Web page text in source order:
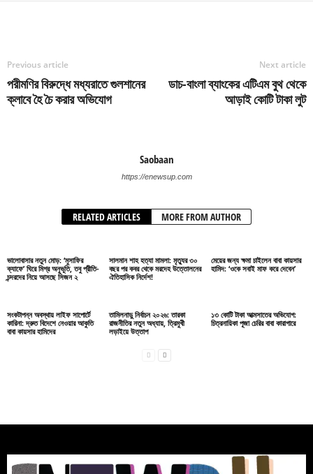
Previous article
পরীমণির বিরুদ্ধে মধ্যরাতে গুলশানের
ক্লাবে হৈ চৈ করার অভিযোগ
Next article
ডাচ-বাংলা ব্যাংকের এটিএম বুথ থেকে
আড়াই কোটি টাকা লুট
Saobaan
https://enewsup.com
RELATED ARTICLES MORE FROM AUTHOR
ভালোবাসার নতুন মোড়: ‘মুসাফির
ক্যাফে’ ঘিরে মিশ্র অনুভূতি, তবু প্রীতি-
চন্দরদের নিয়ে আসছে সিজন ২
সালমান শাহ হত্যা মামলা: মৃত্যুর ৩০
বছর পর কবর থেকে মরদেহ উত্তোলনের
ঐতিহাসিক নির্দেশ!
মেয়ের জন্য ক্ষমা চাইলেন বাবা কায়সার
হামিদ: ‘ওকে সবাই মাফ করে দেবেন’
সংকটাপন্ন অবস্থায় লাইফ সাপোর্টে
কারিনা: দ্রুত বিদেশে নেওয়ার আকুতি
বাবা কায়সার হামিদের
তামিলনাড়ু নির্বাচন ২০২৬: তারকা
রাজনীতির নতুন অধ্যায়, ত্রিমুখী
লড়াইয়ে উত্তাপ
১৩ কোটি টাকা আত্মসাতের অভিযোগ:
চিত্রনায়িকা পূজা চেরির বাবা কারাগারে